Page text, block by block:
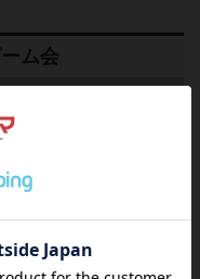
ム会
参加 連れ添い登録